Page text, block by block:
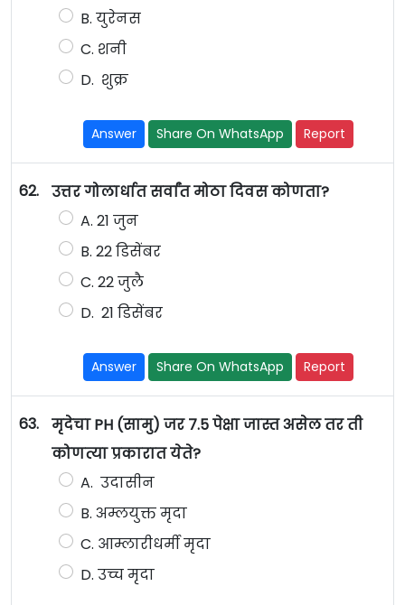
B. युरेनस
C. शनी
D. शुक्र
Answer Share On WhatsApp Report
62.
उत्तर गोलार्धात सर्वांत मोठा दिवस कोणता?
A. 21 जुन
B. 22 डिसेंबर
C. 22 जुलै
D. 21 डिसेंबर
Answer Share On WhatsApp Report
63.
मृदेचा PH (सामु) जर 7.5 पेक्षा जास्त असेल तर ती
कोणत्या प्रकारात येते?
A. उदासीन
B. अम्लयुक्त मृदा
C. आम्लारीधर्मी मृदा
D. उच्च मृदा